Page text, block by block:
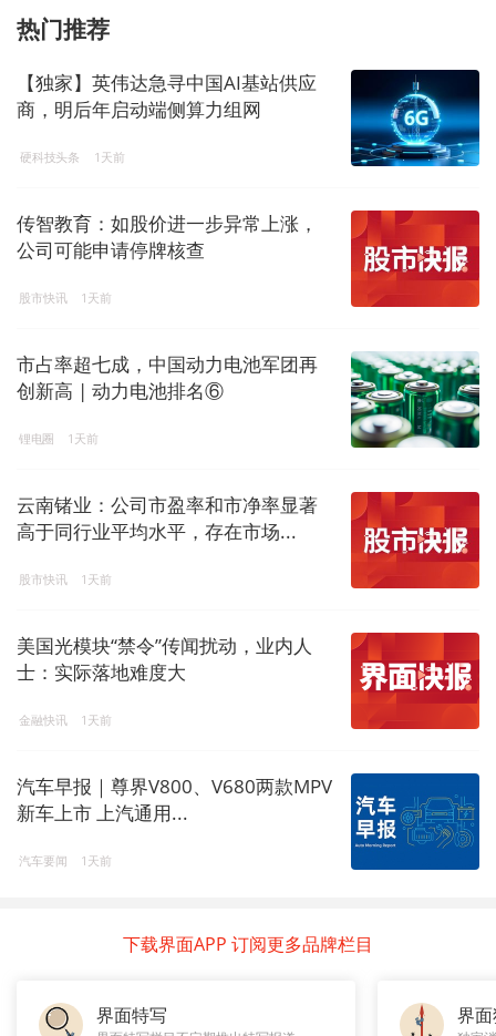
热门推荐
【独家】英伟达急寻中国AI基站供应
商，明后年启动端侧算力组网
硬科技头条 1天前
传智教育：如股价进一步异常上涨，
公司可能申请停牌核查
股市快讯 1天前
市占率超七成，中国动力电池军团再
创新高 | 动力电池排名⑥
锂电圈 1天前
云南锗业：公司市盈率和市净率显著
高于同行业平均水平，存在市场...
股市快讯 1天前
美国光模块“禁令”传闻扰动，业内人
士：实际落地难度大
金融快讯 1天前
汽车早报｜尊界V800、V680两款MPV
新车上市 上汽通用...
汽车要闻 1天前
下载界面APP 订阅更多品牌栏目
界面特写 界